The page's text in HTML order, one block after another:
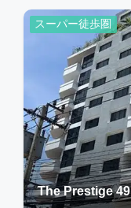
スーパー徒歩圏
The Prestige 49